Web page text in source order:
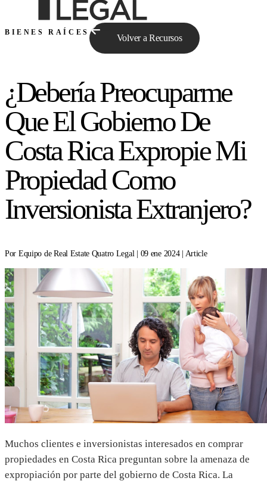
Preguntale a Qe...
BIENES RAÍCES
Volver a Recursos
¿Debería Preocuparme
Que El Gobierno De
Costa Rica Expropie Mi
Propiedad Como
Inversionista Extranjero?
Por Equipo de Real Estate Quatro Legal | 09 ene 2024 | Article
Muchos clientes e inversionistas interesados en comprar
propiedades en Costa Rica preguntan sobre la amenaza de
expropiación por parte del gobierno de Costa Rica. La